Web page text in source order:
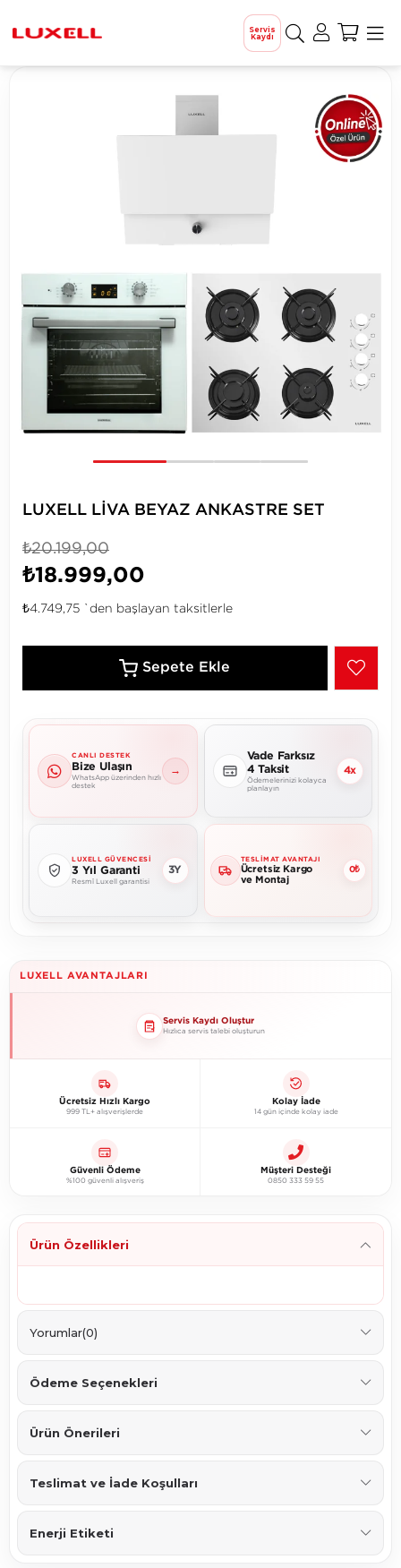
Servis
Kaydı
LUXELL LİVA BEYAZ ANKASTRE SET
₺20.199,00
₺18.999,00
₺4.749,75 `den başlayan taksitlerle
CANLI DESTEK
Bize Ulaşın
WhatsApp üzerinden hızlı
destek
→
Vade Farksız
4 Taksit
Ödemelerinizi kolayca
planlayın
4x
LUXELL GÜVENCESI
3 Yıl Garanti
Resmî Luxell garantisi
3Y
TESLIMAT AVANTAJI
Ücretsiz Kargo
ve Montaj
0₺
LUXELL AVANTAJLARI
Servis Kaydı Oluştur
Hızlıca servis talebi oluşturun
Ücretsiz Hızlı Kargo
999 TL+ alışverişlerde
Kolay İade
14 gün içinde kolay iade
Güvenli Ödeme
%100 güvenli alışveriş
Müşteri Desteği
0850 333 59 55
Ürün Özellikleri
Yorumlar(0)
Ödeme Seçenekleri
Ürün Önerileri
Teslimat ve İade Koşulları
Enerji Etiketi